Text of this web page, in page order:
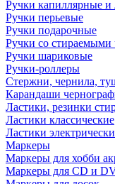
Ручки капиллярные
Ручки перьевые
Ручки подарочные
Ручки со стираемыми
Ручки шариковые
Ручки-роллеры
Стержни, чернила,
Карандаши
Ластики, резинки
Ластики классические
Ластики
Маркеры
Маркеры для хобби
Маркеры для CD и